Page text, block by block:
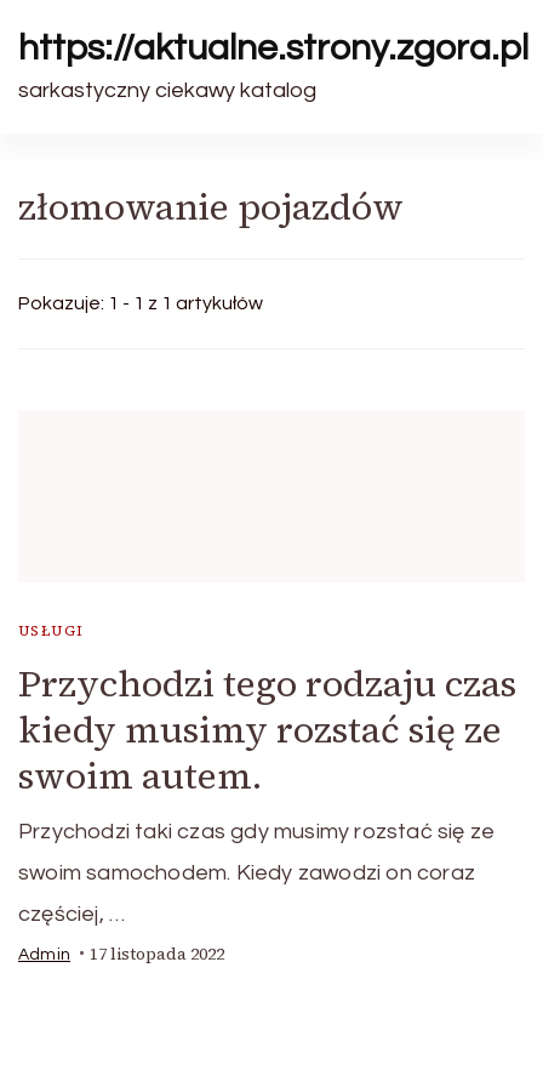
https://aktualne.strony.zgora.pl
sarkastyczny ciekawy katalog
złomowanie pojazdów
Pokazuje: 1 - 1 z 1 artykułów
USŁUGI
Przychodzi tego rodzaju czas
kiedy musimy rozstać się ze
swoim autem.
Przychodzi taki czas gdy musimy rozstać się ze
swoim samochodem. Kiedy zawodzi on coraz
częściej, …
Admin 17 listopada 2022